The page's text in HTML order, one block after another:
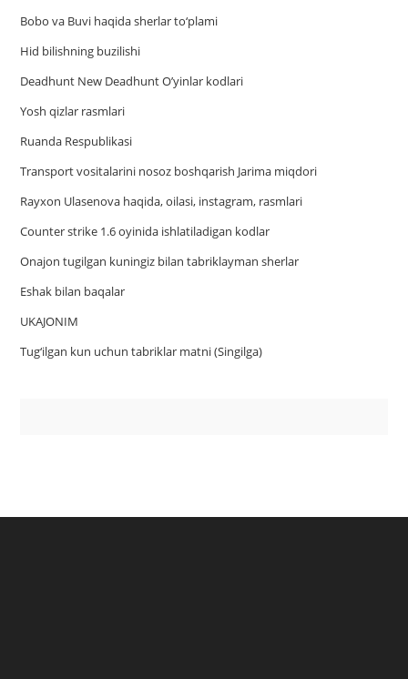
Bobo va Buvi haqida sherlar to‘plami
Hid bilishning buzilishi
Deadhunt New Deadhunt O’yinlar kodlari
Yosh qizlar rasmlari
Ruanda Respublikasi
Trаnsport vositаlаrini nosoz boshqаrish Jаrimа miqdori
Rayxon Ulasenova haqida, oilasi, instagram, rasmlari
Counter strike 1.6 oyinida ishlatiladigan kodlar
Onajon tugilgan kuningiz bilan tabriklayman sherlar
Eshak bilan baqalar
UKAJONIM
Tug‘ilgan kun uchun tabriklar matni (Singilga)